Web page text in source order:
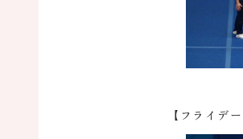
【フライデ